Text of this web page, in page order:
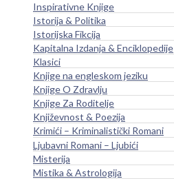
Inspirativne Knjige
Istorija & Politika
Istorijska Fikcija
Kapitalna Izdanja & Enciklopedije
Klasici
Knjige na engleskom jeziku
Knjige O Zdravlju
Knjige Za Roditelje
Književnost & Poezija
Krimići – Kriminalistički Romani
Ljubavni Romani – Ljubići
Misterija
Mistika & Astrologija